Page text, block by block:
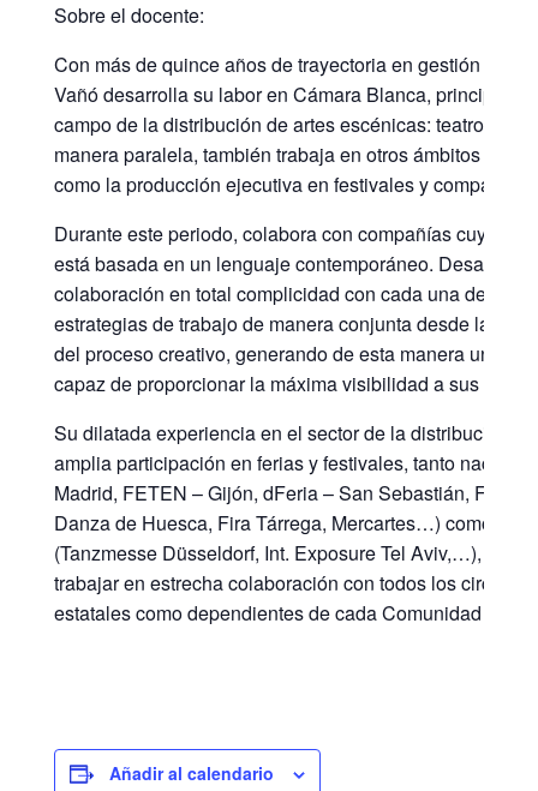
Sobre el docente:
Con más de quince años de trayectoria en gestión
Vañó desarrolla su labor en Cámara Blanca,
campo de la distribución de artes escénicas: teatro,
manera paralela, también trabaja en otros ámbitos de
como la producción ejecutiva en festivales y compañías.
Durante este periodo, colabora con compañías cuya
está basada en un lenguaje contemporáneo. Desarrolla
colaboración en total complicidad con cada una de
estrategias de trabajo de manera conjunta desde las
del proceso creativo, generando de esta manera un
capaz de proporcionar la máxima visibilidad a sus
Su dilatada experiencia en el sector de la distribución
amplia participación en ferias y festivales, tanto
Madrid, FETEN – Gijón, dFeria – San Sebastián, Feria
Danza de Huesca, Fira Tárrega, Mercartes…) como
(Tanzmesse Düsseldorf, Int. Exposure Tel Aviv,…), y les
trabajar en estrecha colaboración con todos los circuitos
estatales como dependientes de cada Comunidad
Añadir al calendario